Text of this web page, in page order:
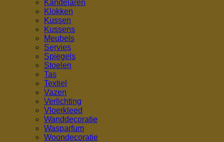
Kandelaren
Klokken
Kussen
Kussens
Meubels
Servies
Spiegels
Stoelen
Tas
Textiel
Vazen
Verlichting
Vloerkleed
Wanddecoratie
Wasparfum
Woondecoratie